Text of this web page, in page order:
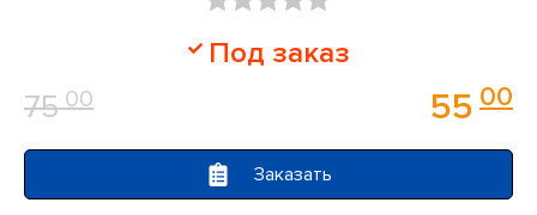
5
Под заказ
75 00 55 00
Заказать